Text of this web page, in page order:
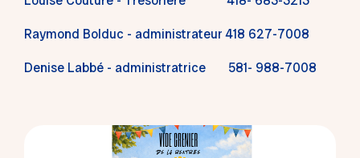
Raymond Bolduc - administrateur 418 627-7008
Denise Labbé - administratrice 581- 988-7008